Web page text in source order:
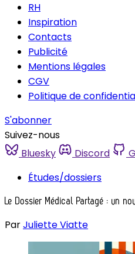
RH
Inspiration
Contacts
Publicité
Mentions légales
CGV
Politique de
S'abonner
Suivez-nous
Bluesky
Discord
Études/dossiers
Le Dossier Médical Partagé : un
ParJuliette Viatte